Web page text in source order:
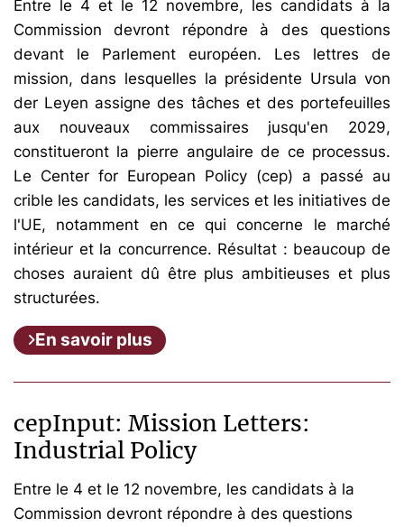
Entre le 4 et le 12 novembre, les candidats à la
Commission devront répondre à des questions
devant le Parlement européen. Les lettres de
mission, dans lesquelles la présidente Ursula von
der Leyen assigne des tâches et des portefeuilles
aux nouveaux commissaires jusqu'en 2029,
constitueront la pierre angulaire de ce processus.
Le Center for European Policy (cep) a passé au
crible les candidats, les services et les initiatives de
l'UE, notamment en ce qui concerne le marché
intérieur et la concurrence. Résultat : beaucoup de
choses auraient dû être plus ambitieuses et plus
structurées.
En savoir plus
cepInput: Mission Letters:
Industrial Policy
Entre le 4 et le 12 novembre, les candidats à la
Commission devront répondre à des questions